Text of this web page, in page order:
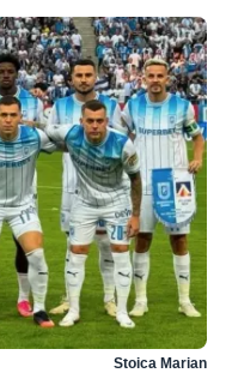
Stoica Marian